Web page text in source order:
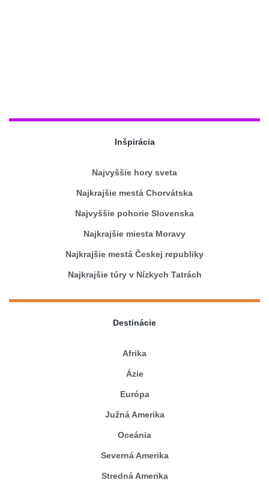
Inšpirácia
Najvyššie hory sveta
Najkrajšie mestá Chorvátska
Najvyššie pohorie Slovenska
Najkrajšie miesta Moravy
Najkrajšie mestá Českej republiky
Najkrajšie túry v Nízkych Tatrách
Destinácie
Afrika
Ázie
Európa
Južná Amerika
Oceánia
Severná Amerika
Stredná Amerika